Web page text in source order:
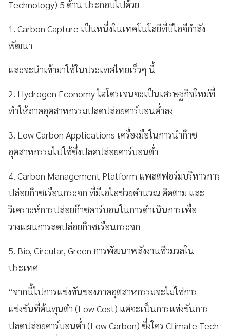
Technology) 5 ด้าน ประกอบไปด้วย
1. Carbon Capture เป็นหนึ่งในเทคโนโลยีที่บีไอจีกำลัง
พัฒนา
และจะนำเข้ามาใช้ในประเทศไทยเร็วๆ นี้
2. Hydrogen Economy ไฮโดรเจนจะเป็นเศรษฐกิจใหม่ที่
ทำให้ภาคอุตสาหกรรมปลดปล่อยคาร์บอนต่ำลง
3. Low Carbon Applications เครื่องมือในการนำก๊าซ
อุตสาหกรรมไปใช้ซึ่งปลดปล่อยคาร์บอนต่ำ
4. Carbon Management Platform แพลตฟอร์มบริหารการ
ปล่อยก๊าซเรือนกระจก ที่มีเอไอช่วยคำนวณ ติดตาม และ
วิเคราะห์การปล่อยก๊าซคาร์บอนในการดำเนินการเพื่อ
วางแผนการลดปล่อยก๊าซเรือนกระจก
5. Bio, Circular, Green การพัฒนาพลังงานชีวมวลใน
ประเทศ
“จากนี้ไปการแข่งขันของภาคอุตสาหกรรมจะไม่ใช่การ
แข่งขันที่ต้นทุนต่ำ (Low Cost) แต่จะเป็นการแข่งขันการ
ปลดปล่อยคาร์บอนต่ำ (Low Carbon) ซึ่งใคร Climate Tech